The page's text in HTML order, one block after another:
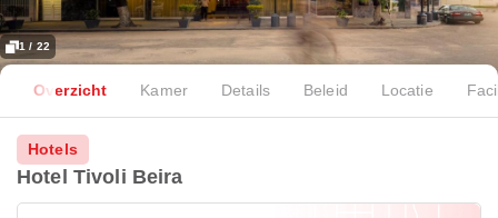
1 / 22
Overzicht Kamer Details Beleid Locatie
Hotels
Hotel Tivoli Beira